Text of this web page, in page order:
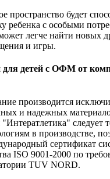
пространство будет
ребенка с особыми
легче найти новых
и игры.
для детей с ОФМ от
производится
и надежных
следует
в производстве,
сертификат
ISO 9001-2000 по
TUV NORD.